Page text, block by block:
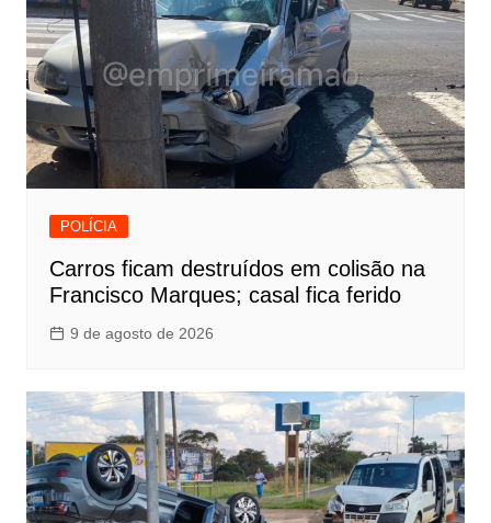
POLÍCIA
Carros ficam destruídos em colisão na
Francisco Marques; casal fica ferido
9 de agosto de 2026